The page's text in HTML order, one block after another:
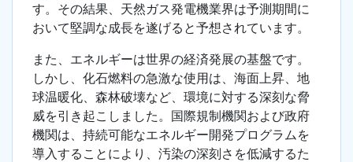
す。その結果、天然ガス発電機業界は予測期間に
おいて堅調な成長を遂げると予想されています。
また、エネルギーは世界の経済発展の基盤です。
しかし、化石燃料の急激な使用は、海面上昇、地
球温暖化、森林破壊など、環境に対する深刻な脅
威を引き起こしました。国際規制機関および政府
機関は、持続可能なエネルギー開発プログラムを
導入することにより、汚染の深刻さを低減するた